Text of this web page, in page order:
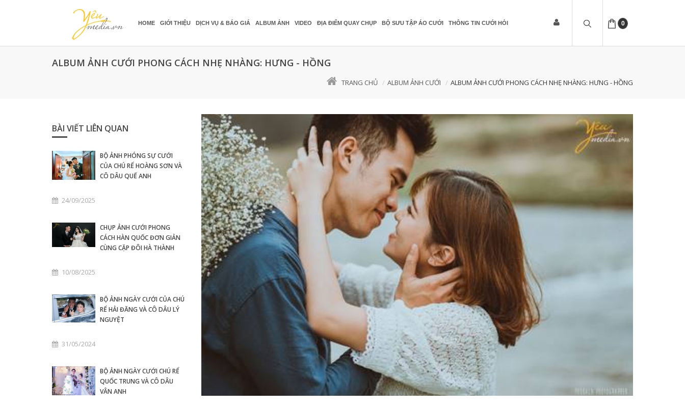
0
HOME GIỚI THIỆU DỊCH VỤ & BÁO GIÁ ALBUM ẢNH VIDEO ĐỊA ĐIỂM QUAY CHỤP BỘ SƯU TẬP ÁO CƯỚI THÔNG TIN CƯỚI HỎI
ALBUM ẢNH CƯỚI PHONG CÁCH NHẸ NHÀNG: HƯNG - HỒNG
TRANG CHỦ ALBUM ẢNH CƯỚI ALBUM ẢNH CƯỚI PHONG CÁCH NHẸ NHÀNG: HƯNG - HỒNG
BÀI VIẾT LIÊN QUAN
BỘ ẢNH PHÓNG SỰ CƯỚI
CỦA CHÚ RỂ HOÀNG SƠN VÀ
CÔ DÂU QUẾ ANH
24/09/2025
CHỤP ẢNH CƯỚI PHONG
CÁCH HÀN QUỐC ĐƠN GIẢN
CÙNG CẶP ĐÔI HÀ THÀNH
10/08/2025
BỘ ẢNH NGÀY CƯỚI CỦA CHÚ
RỂ HẢI ĐĂNG VÀ CÔ DÂU LÝ
NGUYỆT
31/05/2024
BỘ ẢNH NGÀY CƯỚI CHÚ RỂ
QUỐC TRUNG VÀ CÔ DÂU
VÂN ANH